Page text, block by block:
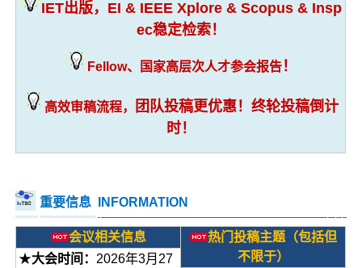
IET出版，EI & IEEE Xplore & Scopus & Insp
ec稳定检索！
Fellow、国家高层次人才参会报告！
高效审稿流程，
团队投稿更优惠！终轮投稿倒计
时！
重要信息 INFORMATION
会议相关信息
热门投稿主题（包括但
不限于）
★大会时间： 2026年3月27